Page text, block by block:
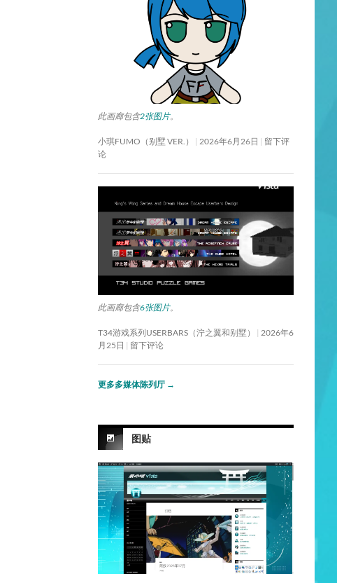
此画廊包含2张图片。
小琪FUMO（别墅 VER.） 2026年6月26日
留下评
论
此画廊包含6张图片。
T34游戏系列USERBARS（泞之翼和别墅）
2026年6
月25日
留下评论
更多多媒体陈列厅 →
图贴